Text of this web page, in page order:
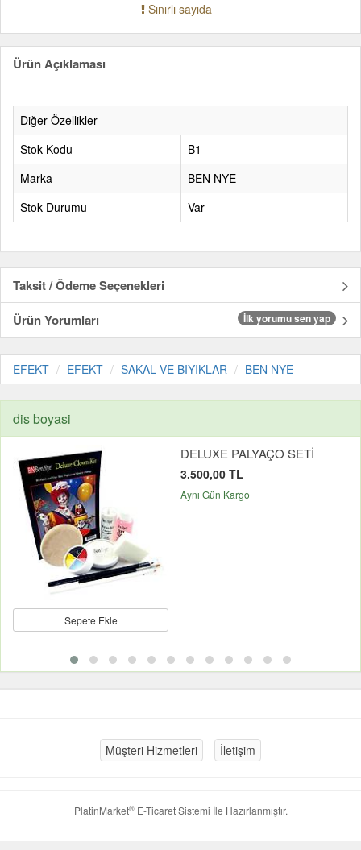
Sınırlı sayıda
Ürün Açıklaması
Diğer Özellikler
Stok Kodu
B1
Marka
BEN NYE
Stok Durumu
Var
Taksit / Ödeme Seçenekleri
Ürün Yorumları
İlk yorumu sen yap
EFEKT EFEKT SAKAL VE BIYIKLAR BEN NYE
dis boyasi
Sepete Ekle
DELUXE PALYAÇO SETİ
3.500,00 TL
Aynı Gün Kargo
Müşteri Hizmetleri İletişim
PlatinMarket®E-Ticaret Sistemi İle Hazırlanmıştır.